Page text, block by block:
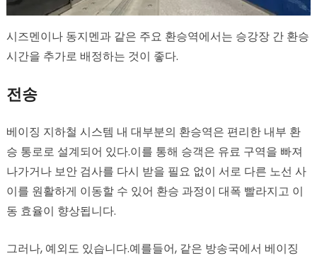
시즈멘이나 동지멘과 같은 주요 환승역에서는 승강장 간 환승
시간을 추가로 배정하는 것이 좋다.
전송
베이징 지하철 시스템 내 대부분의 환승역은 편리한 내부 환
승 통로로 설계되어 있다.이를 통해 승객은 유료 구역을 빠져
나가거나 보안 검사를 다시 받을 필요 없이 서로 다른 노선 사
이를 원활하게 이동할 수 있어 환승 과정이 대폭 빨라지고 이
동 효율이 향상됩니다.
그러나, 예외도 있습니다.예를들어, 같은 방송국에서 베이징